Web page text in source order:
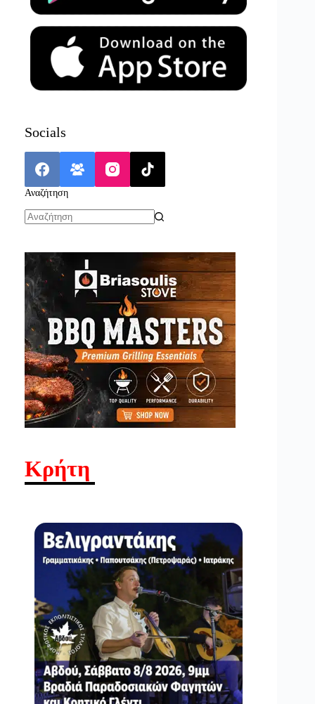
Socials
Αναζήτηση
Κρήτη